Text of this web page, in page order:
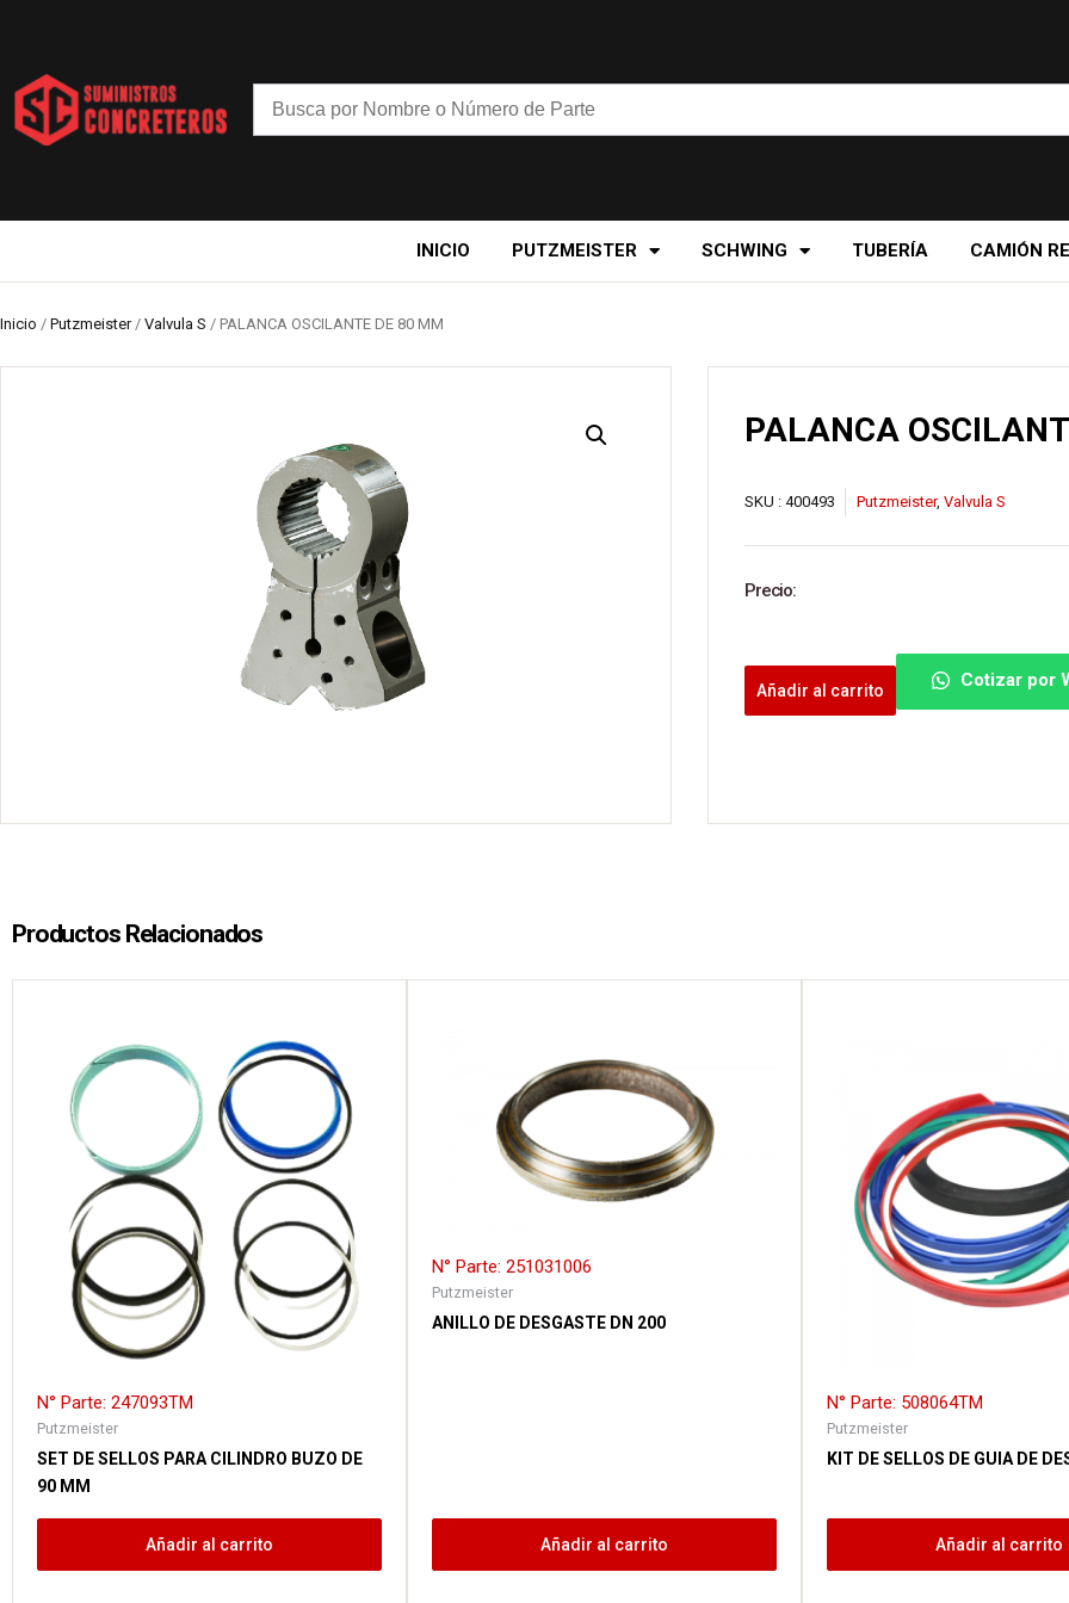
INICIO PUTZMEISTER SCHWING TUBERÍA CAMIÓN
Inicio / Putzmeister/ Valvula S / PALANCA OSCILANTE DE 80 MM
PALANCA
SKU : 400493 Putzmeister, Valvula S
Precio:
Añadir al carrito Cotizar por
Productos Relacionados
N° Parte: 247093TM
Putzmeister
SET DE SELLOS PARA CILINDRO BUZO DE
90 MM
Añadir al carrito
N° Parte: 251031006
Putzmeister
ANILLO DE DESGASTE DN 200
Añadir al carrito
N° Parte: 508064TM
Putzmeister
KIT DE SELLOS DE GUIA DE
Añadir al carrito